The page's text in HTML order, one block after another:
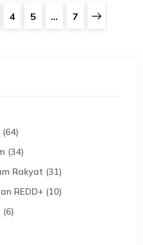
4 5 ... 7
(34)
Rakyat (31)
REDD+ (10)
(6)